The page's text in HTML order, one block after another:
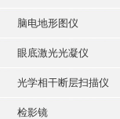
脑电地形图仪
眼底激光光凝仪
光学相干断层扫描仪
检影镜